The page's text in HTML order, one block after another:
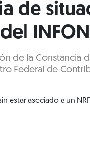
de
de la Constancia
Federal de
estar asociado a un